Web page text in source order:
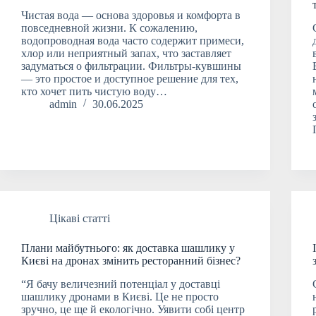
Чистая вода — основа здоровья и комфорта в
повседневной жизни. К сожалению,
водопроводная вода часто содержит примеси,
хлор или неприятный запах, что заставляет
задуматься о фильтрации. Фильтры-кувшины
— это простое и доступное решение для тех,
кто хочет пить чистую воду…
admin
30.06.2025
Цікаві статті
Плани майбутнього: як доставка шашлику у
Києві на дронах змінить ресторанний бізнес?
“Я бачу величезний потенціал у доставці
шашлику дронами в Києві. Це не просто
зручно, це ще й екологічно. Уявити собі центр